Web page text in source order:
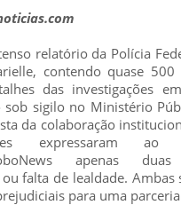
relatório da Polícia
contendo quase 500
das investigações
sob sigilo no Ministério
da colaboração
expressaram
apenas duas
falta de lealdade. Ambas
para uma